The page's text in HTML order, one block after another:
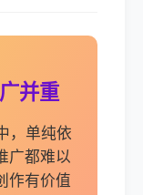
并重
，单纯依
广都难以
作有价值